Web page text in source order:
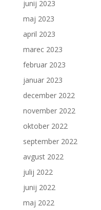
junij 2023
maj 2023
april 2023
marec 2023
februar 2023
januar 2023
december 2022
november 2022
oktober 2022
september 2022
avgust 2022
julij 2022
junij 2022
maj 2022